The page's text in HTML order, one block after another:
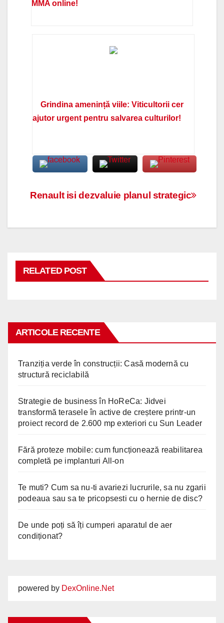
MMA online!
Grindina amenință viile: Viticultorii cer
ajutor urgent pentru salvarea culturilor!
Navigare
Renault isi dezvaluie planul strategic
RELATED POST
ARTICOLE RECENTE
Tranziția verde în construcții: Casă modernă cu
structură reciclabilă
Strategie de business în HoReCa: Jidvei
transformă terasele în active de creștere printr-un
proiect record de 2.600 mp exteriori cu Sun Leader
Fără proteze mobile: cum funcționează reabilitarea
completă pe implanturi All-on
Te muti? Cum sa nu-ti avariezi lucrurile, sa nu zgarii
podeaua sau sa te pricopsesti cu o hernie de disc?
De unde poți să îți cumperi aparatul de aer
condiționat?
powered by DexOnline.Net